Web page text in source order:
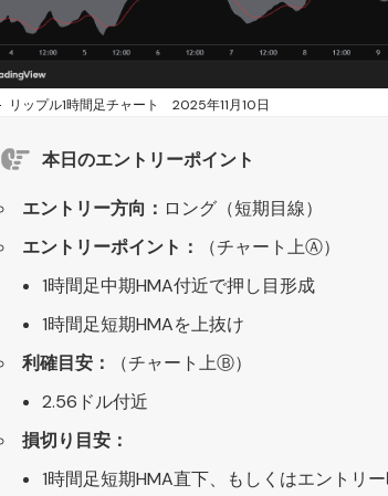
リップル1時間足チャート 2025年11月10日
本日のエントリーポイント
エントリー方向： ロング（短期目線）
エントリーポイント：
（チャート上Ⓐ）
1時間足中期HMA付近で押し目形成
1時間足短期HMAを上抜け
利確目安：
（チャート上Ⓑ）
2.56ドル付近
損切り目安：
1時間足短期HMA直下、もしくはエントリ